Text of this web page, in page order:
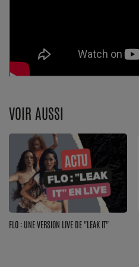
Contact
VOIR AUSSI
FLO : UNE VERSION LIVE DE "LEAK IT"